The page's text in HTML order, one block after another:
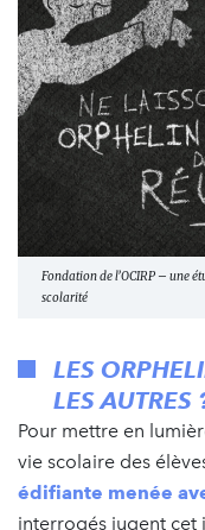
Fondation de l’OCIRP – une
scolarité
LES
LES AUTRES
Pour mettre en
vie scolaire des
édifiante menée
interrogés jugent cet